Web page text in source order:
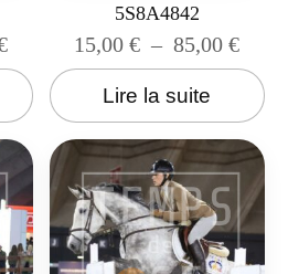
5S8A4842
15,00€ – 85,00€
Lire la suite